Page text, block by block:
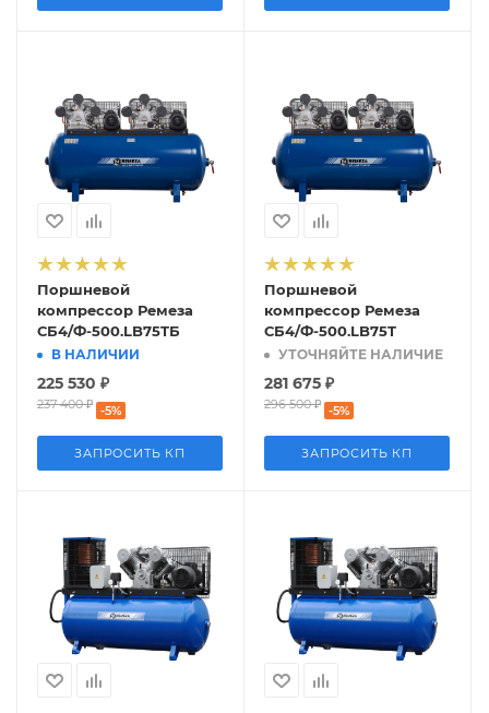
Поршневой
компрессор Ремеза
СБ4/Ф-500.LB75TБ
В НАЛИЧИИ
225 530 ₽
237 400₽ -5%
ЗАПРОСИТЬ КП
Поршневой
компрессор Ремеза
СБ4/Ф-500.LB75T
УТОЧНЯЙТЕ НАЛИЧИЕ
281 675 ₽
296 500₽ -5%
ЗАПРОСИТЬ КП